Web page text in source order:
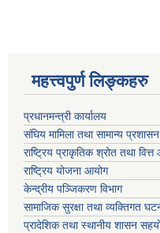
महत्त्वपुर्ण लिङ्कहरु
प्रधानमन्त्री कार्यालय
संघिय मामिला तथा सामान्य
राष्ट्रिय प्राकृतिक श्रोत तथा
राष्ट्रिय योजना आयोग
केन्द्रीय पञ्जिकरण विभाग
सामाजिक सुरक्षा तथा व्यक्तिगत
प्रादेशिक तथा स्थानीय शासन